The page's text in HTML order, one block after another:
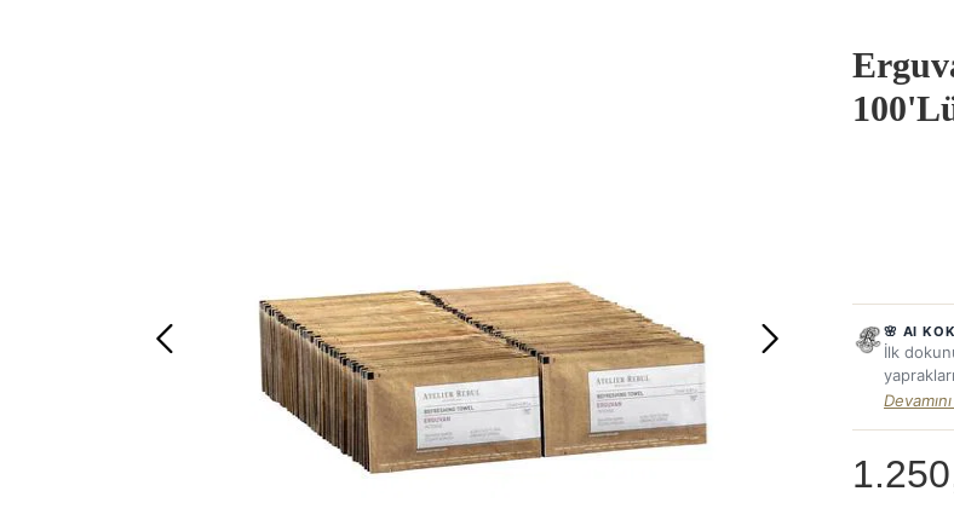
🌸 AI
İlk